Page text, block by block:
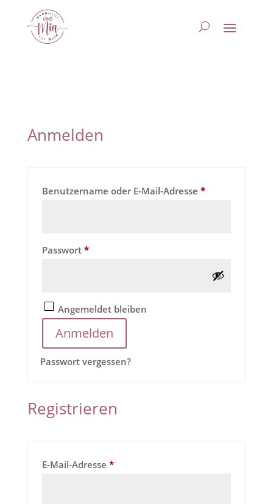
Anmelden
Benutzername oder E-Mail-Adresse *Erforderlich
Passwort *Erforderlich
Angemeldet bleiben
Anmelden
Passwort vergessen?
Registrieren
E-Mail-Adresse *Erforderlich